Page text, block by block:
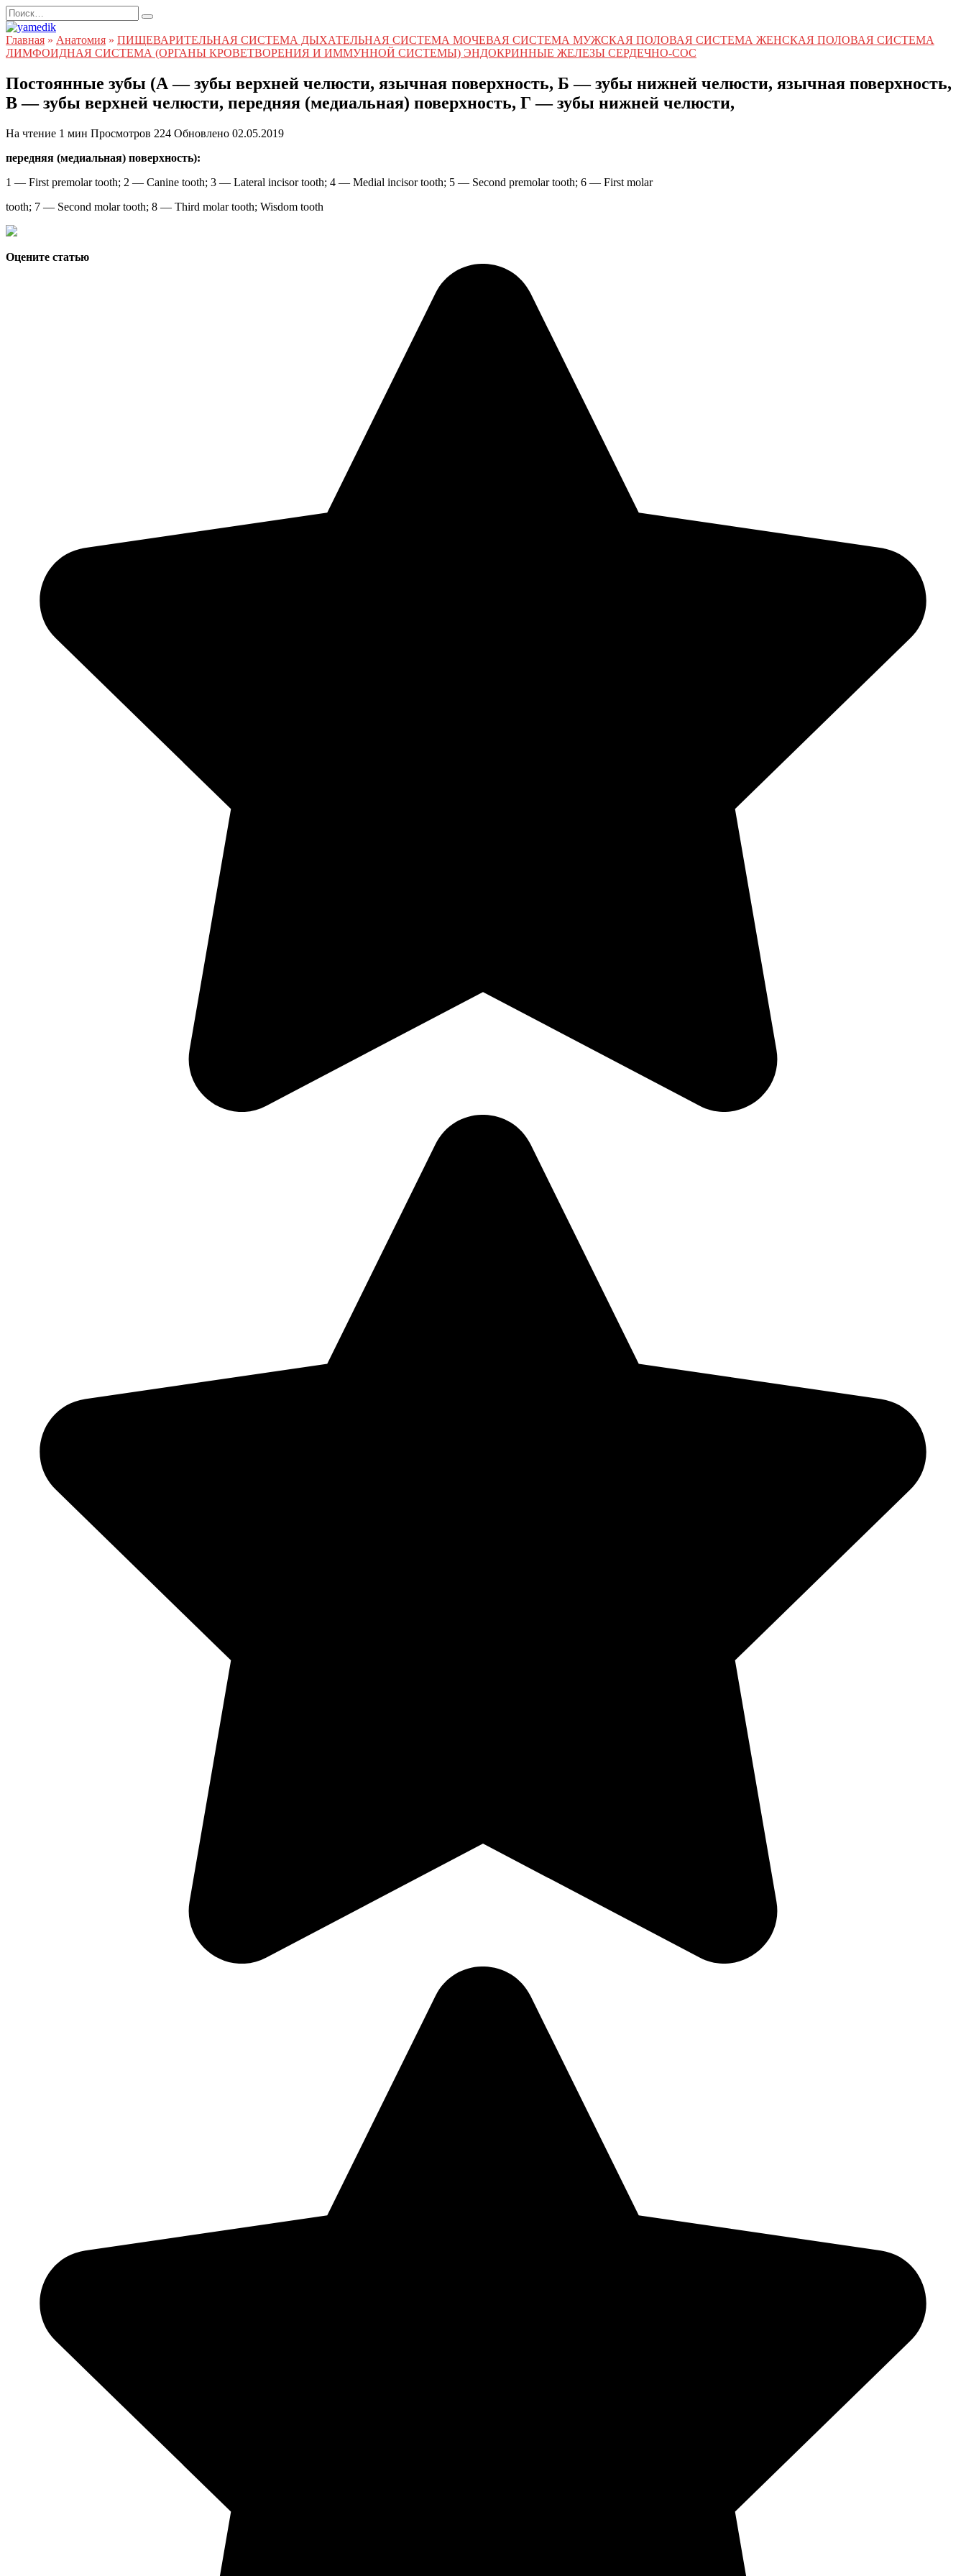
Перейти
к
содержанию
Search
for:
Главная » Анатомия » ПИЩЕВАРИТЕЛЬНАЯ СИСТЕМА ДЫХАТЕЛЬНАЯ СИСТЕМА МОЧЕВАЯ СИСТЕМА МУЖСКАЯ ПОЛОВАЯ СИСТЕМА ЖЕНСКАЯ ПОЛОВАЯ СИСТЕМА
ЛИМФОИДНАЯ СИСТЕМА (ОРГАНЫ КРОВЕТВОРЕНИЯ И ИММУННОЙ СИСТЕМЫ) ЭНДОКРИННЫЕ ЖЕЛЕЗЫ СЕРДЕЧНО-СОС
Постоянные зубы (А — зубы верхней челюсти, язычная поверхность, Б — зубы нижней челюсти, язычная поверхность,
В — зубы верхней челюсти, передняя (медиальная) поверхность, Г — зубы нижней челюсти,
На чтение 1 мин Просмотров 224 Обновлено 02.05.2019
передняя (медиальная) поверхность):
1 — First premolar tooth; 2 — Canine tooth; 3 — Lateral incisor tooth; 4 — Medial incisor tooth; 5 — Second premolar tooth; 6 — First molar
tooth; 7 — Second molar tooth; 8 — Third molar tooth; Wisdom tooth
Оцените статью